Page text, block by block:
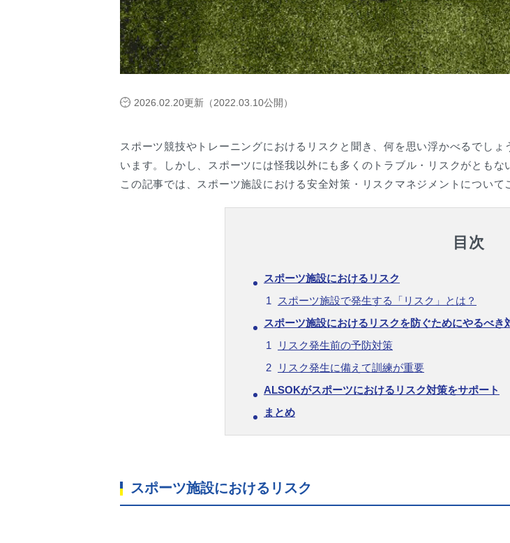
2026.02.20更新（2022.03.10公開）
スポーツ競技やトレーニングにおけるリスクと聞き、何を思い浮かべるでし
います。しかし、スポーツには怪我以外にも多くのトラブル・リスクがともな
この記事では、スポーツ施設における安全対策・リスクマネジメントについて
目次
スポーツ施設におけるリスク
スポーツ施設で発生する「リスク」とは？
スポーツ施設におけるリスクを防ぐためにやるべき
リスク発生前の予防対策
リスク発生に備えて訓練が重要
ALSOKがスポーツにおけるリスク対策をサポート
まとめ
スポーツ施設におけるリスク